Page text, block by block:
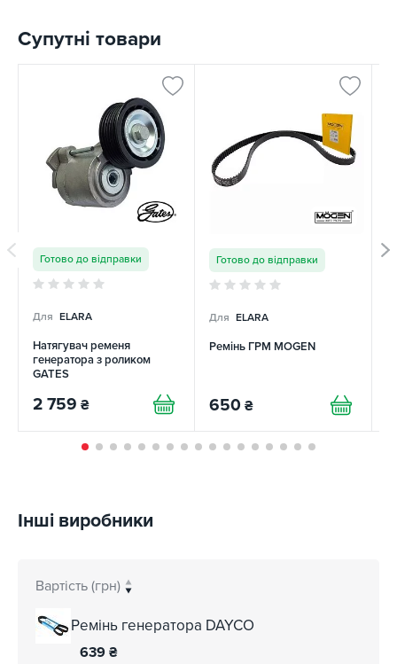
м. Київ, вул. Остафія
Супутні товари
Готово до відправки
Для ELARA
Натягувач ременя
генератора з роликом
GATES
2 759 ₴
Готово до відправки
Для ELARA
Ремінь ГРМ MOGEN
650 ₴
Інші виробники
Вартість (грн)
Ремінь генератора DAYCO
639 ₴